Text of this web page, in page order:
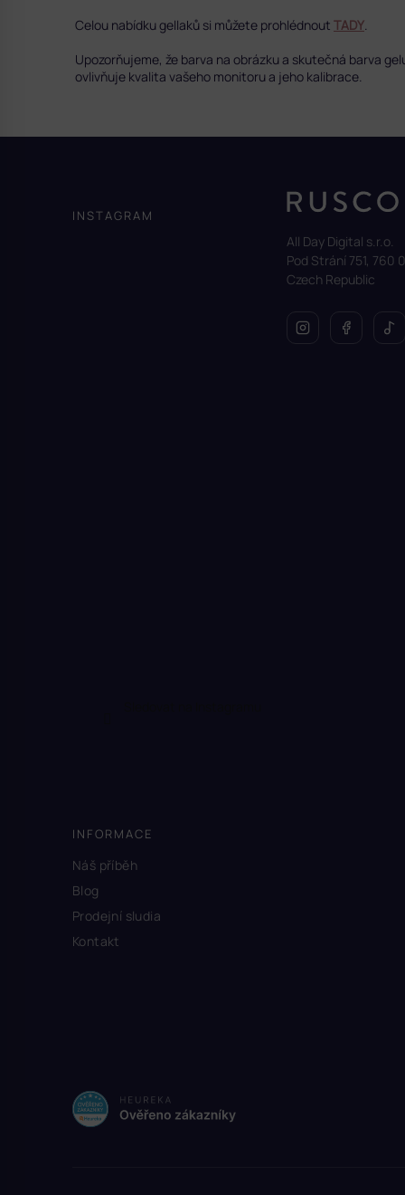
Celou nabídku gellaků si můžete prohlédnout TADY.
Upozorňujeme, že barva na obrázku a skutečná barva
ovlivňuje kvalita vašeho monitoru a jeho kalibrace.
t
INSTAGRAM
All Day Digital s.r.o.
Pod Strání 751, 760
Czech Republic
INFORMACE
Náš příběh
Blog
Prodejní sludia
Kontakt